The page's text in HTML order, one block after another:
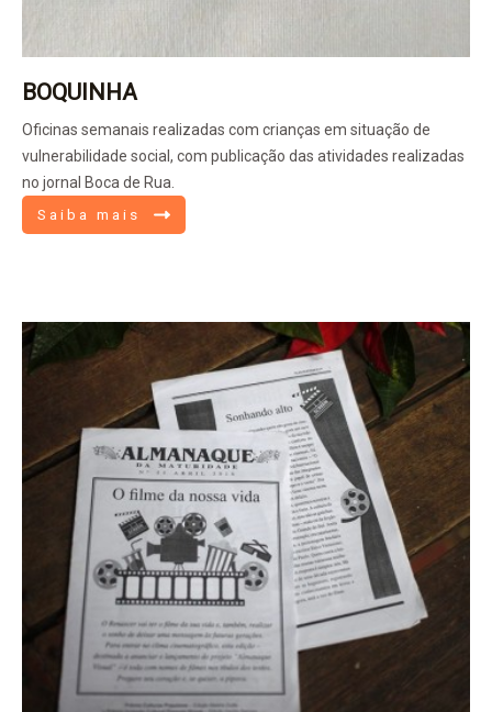
BOQUINHA
Oficinas semanais realizadas com crianças em situação de
vulnerabilidade social, com publicação das atividades realizadas
no jornal Boca de Rua.
Saiba mais